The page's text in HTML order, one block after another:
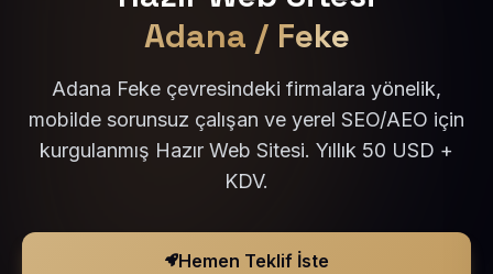
Adana / Feke
Adana Feke çevresindeki firmalara yönelik,
mobilde sorunsuz çalışan ve yerel SEO/AEO için
kurgulanmış Hazır Web Sitesi. Yıllık 50 USD +
KDV.
Hemen Teklif İste